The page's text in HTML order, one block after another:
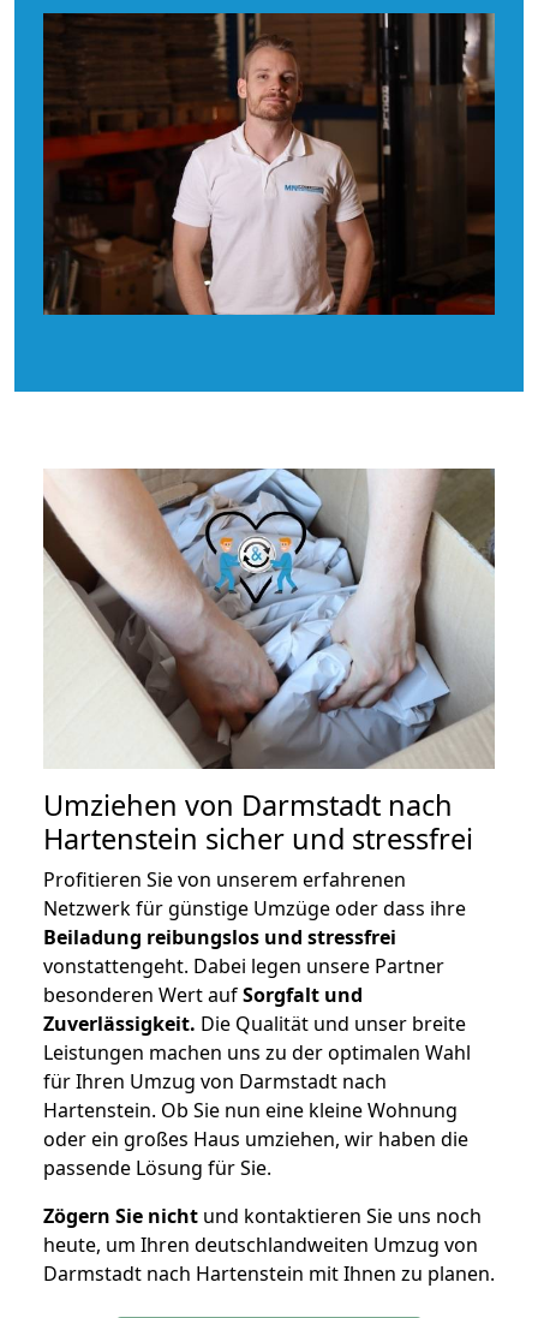
Umziehen von Darmstadt nach
Hartenstein sicher und stressfrei
Profitieren Sie von unserem erfahrenen
Netzwerk für günstige Umzüge oder dass ihre
Beiladung reibungslos und stressfrei
vonstattengeht. Dabei legen unsere Partner
besonderen Wert aufSorgfalt und
Zuverlässigkeit. Die Qualität und unser breite
Leistungen machen uns zu der optimalen Wahl
für Ihren Umzug von Darmstadt nach
Hartenstein. Ob Sie nun eine kleine Wohnung
oder ein großes Haus umziehen, wir haben die
passende Lösung für Sie.
Zögern Sie nicht und kontaktieren Sie uns noch
heute, um Ihren deutschlandweiten Umzug von
Darmstadt nach Hartenstein mit Ihnen zu planen.